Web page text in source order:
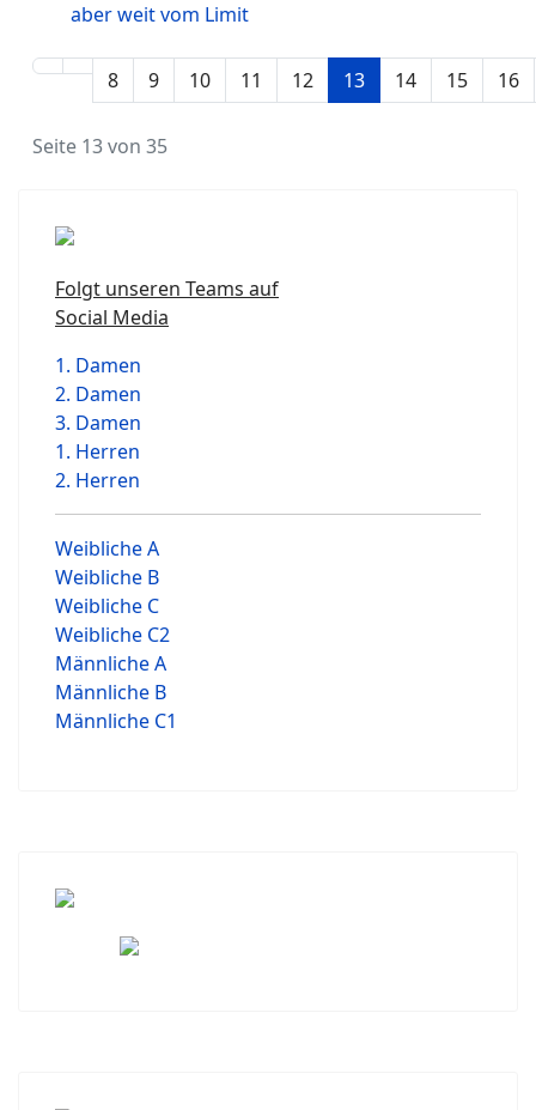
aber weit vom Limit
8 9 10 11 12 13 14 15 16
Seite 13 von 35
Folgt unseren Teams auf
Social Media
1. Damen
2. Damen
3. Damen
1. Herren
2. Herren
Weibliche A
Weibliche B
Weibliche C
Weibliche C2
Männliche A
Männliche B
Männliche C1